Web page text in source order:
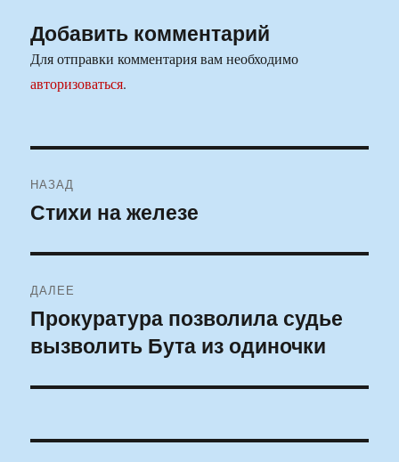
Добавить комментарий
Для отправки комментария вам необходимо
авторизоваться.
по
НАЗАД
Предыдущая
Стихи на железе
ДАЛЕЕ
Следующая
запись:
Прокуратура позволила судье
вызволить Бута из одиночки